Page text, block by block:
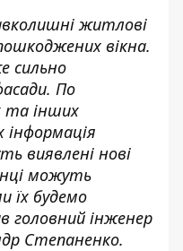
житлові
вікна.
сильно
По
та інших
виявлені нові
можуть
їх будемо
головний інженер
Степаненко.